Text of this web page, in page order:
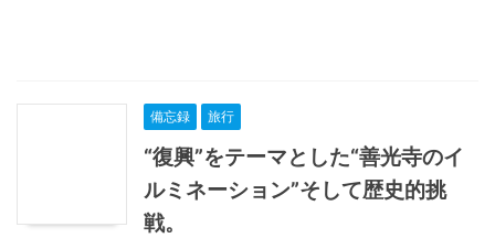
備忘録 旅行
“復興”をテーマとした“善光寺のイ
ルミネーション”そして歴史的挑
戦。